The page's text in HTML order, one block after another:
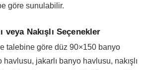
göre sunulabilir.
veya Nakışlı Seçenekler
talebine göre düz 90×150 banyo
jakarlı banyo havlusu, nakışlı